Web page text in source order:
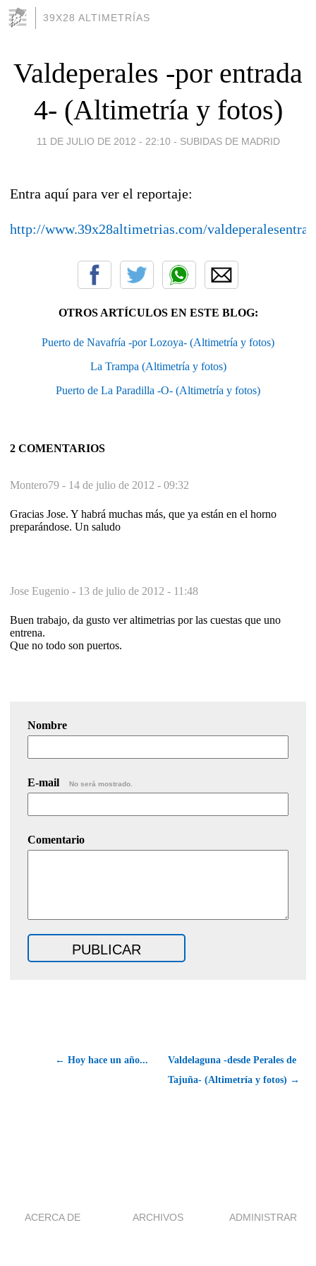
39X28 ALTIMETRÍAS
Valdeperales -por entrada
4- (Altimetría y fotos)
11 DE JULIO DE 2012 - 22:10 - SUBIDAS DE MADRID
Entra aquí para ver el reportaje:
http://www.39x28altimetrias.com/
OTROS ARTÍCULOS EN ESTE BLOG:
Puerto de Navafría -por Lozoya- (Altimetría y fotos)
La Trampa (Altimetría y fotos)
Puerto de La Paradilla -O- (Altimetría y fotos)
2 COMENTARIOS
Montero79 - 14 de julio de 2012 - 09:32
Gracias Jose. Y habrá muchas más, que ya están en el horno
preparándose. Un saludo
Jose Eugenio - 13 de julio de 2012 - 11:48
Buen trabajo, da gusto ver altimetrias por las cuestas que uno
entrena.
Que no todo son puertos.
Nombre
E-mail No será mostrado.
Comentario
← Hoy hace un año...
Valdelaguna -desde Perales de
Tajuña- (Altimetría y fotos) →
ACERCA DE ARCHIVOS ADMINISTRAR